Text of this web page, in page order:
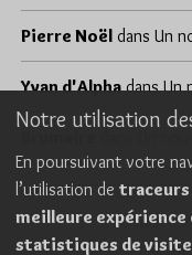
Pierre Noël dans Un
Yvan d'AlphadansUn
Cookies
Notre utilisation
En poursuivant votre
l’utilisation de
meilleure expérience
statistiques de